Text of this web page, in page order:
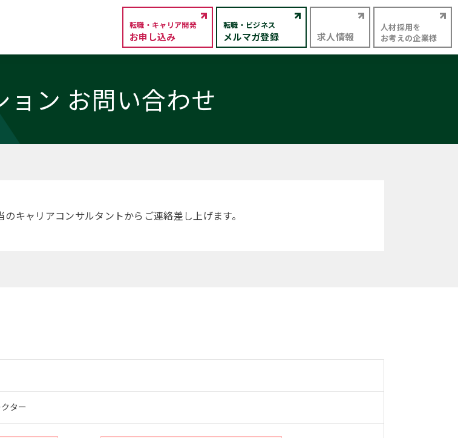
転職・キャリア開発
お申し込み
転職・ビジネス
メルマガ登録 求人情報
人材採用を
お考えの企業様
ョン お問い合わせ
キャリアコンサルタントからご連絡差し上げます。
ター